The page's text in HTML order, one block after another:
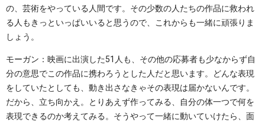
の、芸術をやっている人間です。その少数の人たちの作品に救われ
る人もきっといっぱいいると思うので、これからも一緒に頑張りま
しょう。
モーガン：映画に出演した51人も、その他の応募者も少なからず自
分の意思でこの作品に携わろうとした人だと思います。どんな表現
をしていたとしても、動き出さなきゃその表現は届かないんです。
だから、立ち向かえ。とりあえず作ってみる、自分の体一つで何を
表現できるのか考えてみる。そうやって一緒に動いていけたら、面